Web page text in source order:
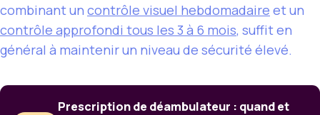
combinant un contrôle visuel hebdomadaire et un
contrôle approfondi tous les 3 à 6 mois, suffit en
général à maintenir un niveau de sécurité élevé.
Prescription de déambulateur : quand et